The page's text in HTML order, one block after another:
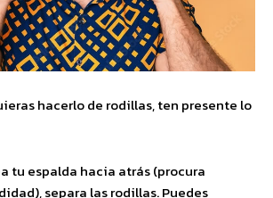
hacerlo de rodillas, ten presente lo
tu espalda hacia atrás (procura
separa las rodillas. Puedes